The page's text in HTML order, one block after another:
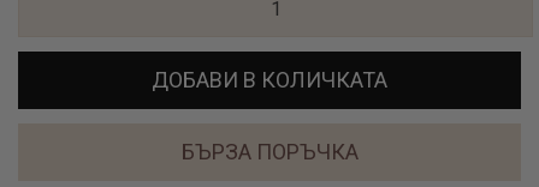
ДОБАВИ В КОЛИЧКАТА
БЪРЗА ПОРЪЧКА